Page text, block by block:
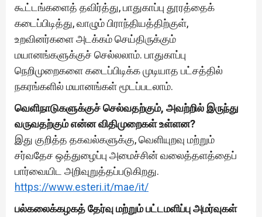
கூட்டங்களைத் தவிர்த்து, பாதுகாப்பு தூரத்தைக்
கடைப்பிடித்து, வாழும் பிராந்தியத்திற்குள்,
உறவினர்களை அடக்கம் செய்திருக்கும்
மயானங்களுக்குச் செல்லலாம். பாதுகாப்பு
நெறிமுறைகளை கடைப்பிடிக்க முடியாத பட்சத்தில்
நகரங்களில் மயானங்கள் மூடப்படலாம்.
வெளிநாடுகளுக்குச் செல்வதற்கும், அவற்றில் இருந்து
வருவதற்கும் என்ன விதிமுறைகள் உள்ளன?
இது குறித்த தகவல்களுக்கு, வெளியுறவு மற்றும்
சர்வதேச ஒத்துழைப்பு அமைச்சின் வலைத்தளத்தைப்
பார்வையிட அறிவுறுத்தப்படுகிறது.
https://www.esteri.it/mae/it/
பல்கலைக்கழகத் தேர்வு மற்றும் பட்டமளிப்பு அமர்வுகள்